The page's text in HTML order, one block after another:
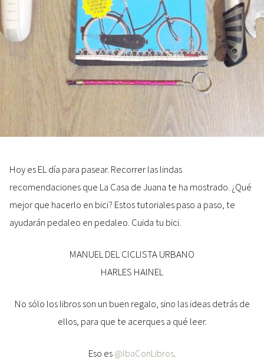
Hoy es EL día para pasear. Recorrer las lindas
recomendaciones que La Casa de Juana te ha mostrado. ¿Qué
mejor que hacerlo en bici? Estos tutoriales paso a paso, te
ayudarán pedaleo en pedaleo. Cuida tu bici.
MANUEL DEL CICLISTA URBANO
HARLES HAINEL
No sólo los libros son un buen regalo, sino las ideas detrás de
ellos, para que te acerques a qué leer.
Eso es@IbaConLibros.